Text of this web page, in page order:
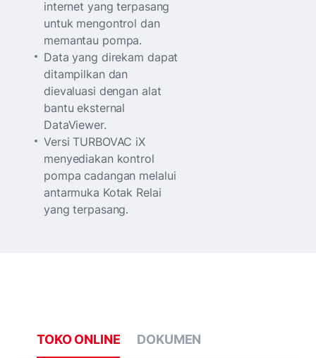
internet yang terpasang
untuk mengontrol dan
memantau pompa.
Data yang direkam dapat
ditampilkan dan
dievaluasi dengan alat
bantu eksternal
DataViewer.
Versi TURBOVAC iX
menyediakan kontrol
pompa cadangan melalui
antarmuka Kotak Relai
yang terpasang.
TOKO ONLINE DOKUMEN